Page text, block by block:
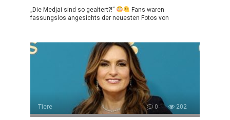
„Die Medjai sind so gealtert?!”
Fans waren
fassungslos angesichts der neuesten Fotos von
Tiere 0 202